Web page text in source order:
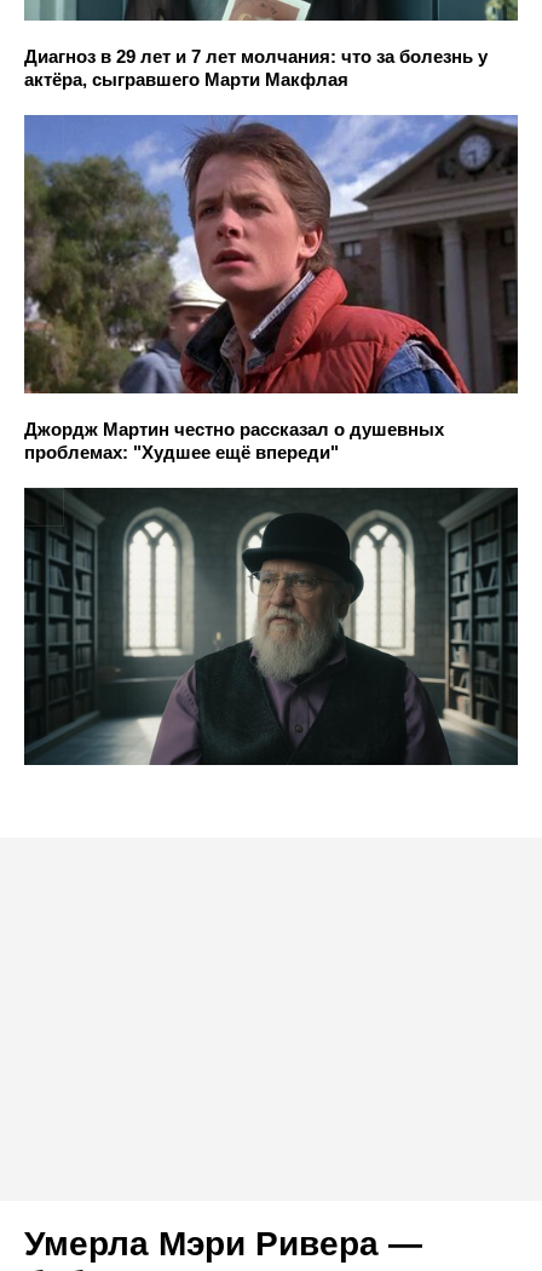
Диагноз в 29 лет и 7 лет молчания: что за болезнь у
актёра, сыгравшего Марти Макфлая
Джордж Мартин честно рассказал о душевных
проблемах: "Худшее ещё впереди"
Умерла Мэри Ривера —